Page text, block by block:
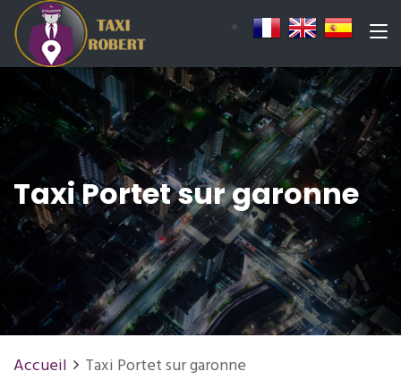
Taxi Portet sur garonne
Accueil Taxi Portet sur garonne